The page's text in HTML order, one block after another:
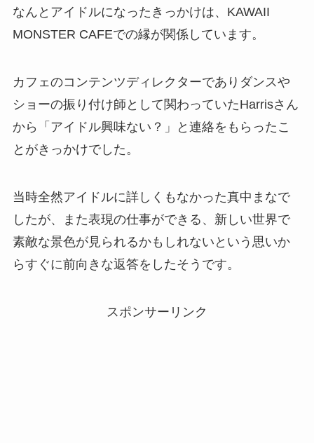
なんとアイドルになったきっかけは、KAWAII
MONSTER CAFEでの縁が関係しています。
カフェのコンテンツディレクターでありダンスや
ショーの振り付け師として関わっていたHarrisさん
から「アイドル興味ない？」と連絡をもらったこ
とがきっかけでした。
当時全然アイドルに詳しくもなかった真中まなで
したが、また表現の仕事ができる、新しい世界で
素敵な景色が見られるかもしれないという思いか
らすぐに前向きな返答をしたそうです。
スポンサーリンク